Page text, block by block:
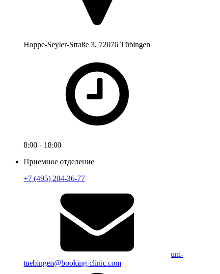
Hoppe-Seyler-Straße 3, 72076 Tübingen
8:00 - 18:00
Приемное отделение
+7 (495) 204-36-77
uni-
tuebingen@booking-clinic.com